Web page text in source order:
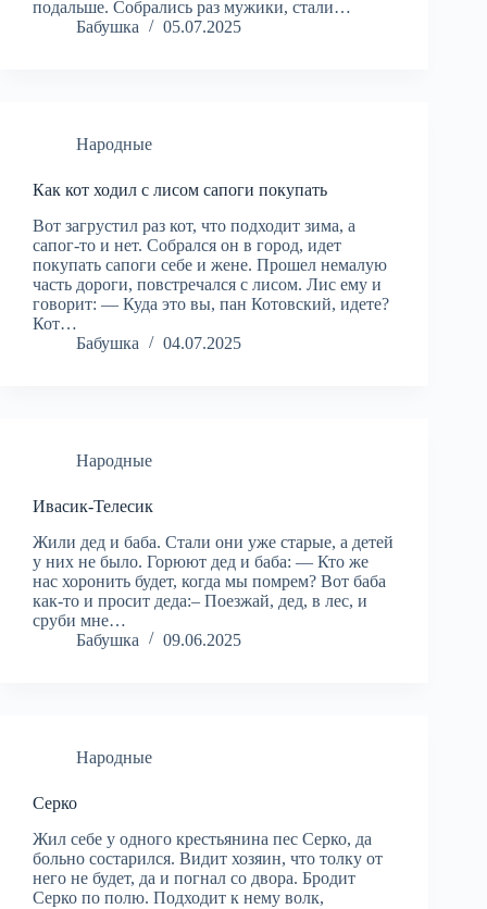
подальше. Собрались раз мужики, стали…
Бабушка
05.07.2025
Народные
Как кот ходил с лисом сапоги покупать
Вот загрустил раз кот, что подходит зима, а
сапог-то и нет. Собрался он в город, идет
покупать сапоги себе и жене. Прошел немалую
часть дороги, повстречался с лисом. Лис ему и
говорит: — Куда это вы, пан Котовский, идете?
Кот…
Бабушка
04.07.2025
Народные
Ивасик-Телесик
Жили дед и баба. Стали они уже старые, а детей
у них не было. Горюют дед и баба: — Кто же
нас хоронить будет, когда мы помрем? Вот баба
как-то и просит деда:– Поезжай, дед, в лес, и
сруби мне…
Бабушка
09.06.2025
Народные
Серко
Жил себе у одного крестьянина пес Серко, да
больно состарился. Видит хозяин, что толку от
него не будет, да и погнал со двора. Бродит
Серко по полю. Подходит к нему волк,